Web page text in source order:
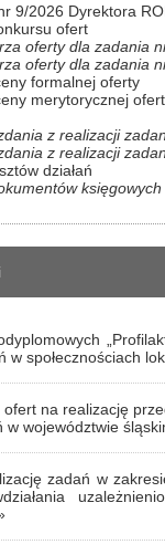
9/2026 Dyrektora
ofert
oferty dla zadania
oferty dla zadania
formalnej oferty
merytorycznej
z realizacji
z realizacji
działań
księgowych
w społecznościach
ofert na realizację
w województwie
zadań w